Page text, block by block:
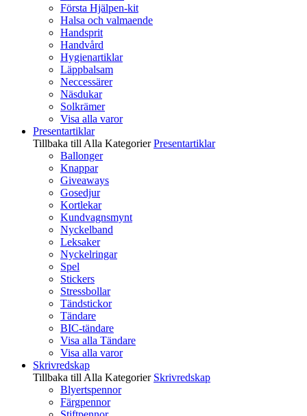
Första Hjälpen-kit
Halsa och valmaende
Handsprit
Handvård
Hygienartiklar
Läppbalsam
Neccessärer
Näsdukar
Solkrämer
Visa alla varor
Presentartiklar
Tillbaka till Alla Kategorier Presentartiklar
Ballonger
Knappar
Giveaways
Gosedjur
Kortlekar
Kundvagnsmynt
Nyckelband
Leksaker
Nyckelringar
Spel
Stickers
Stressbollar
Tändstickor
Tändare
BIC-tändare
Visa alla Tändare
Visa alla varor
Skrivredskap
Tillbaka till Alla Kategorier Skrivredskap
Blyertspennor
Färgpennor